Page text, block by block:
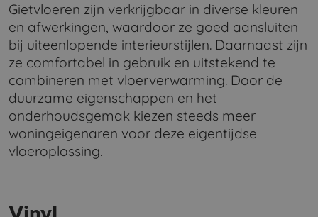
Gietvloeren zijn verkrijgbaar in diverse kleuren
en afwerkingen, waardoor ze goed aansluiten
bij uiteenlopende interieurstijlen. Daarnaast zijn
ze comfortabel in gebruik en uitstekend te
combineren met vloerverwarming. Door de
duurzame eigenschappen en het
onderhoudsgemak kiezen steeds meer
woningeigenaren voor deze eigentijdse
vloeroplossing.